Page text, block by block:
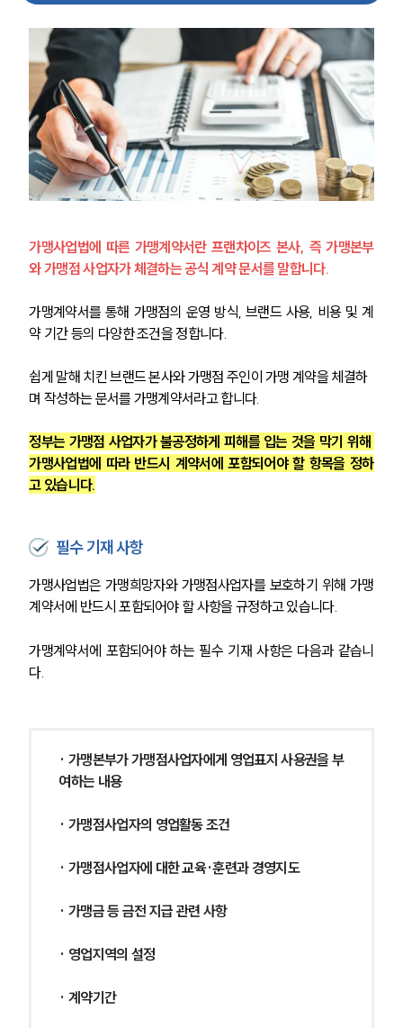
가맹사업법에 따른 가맹계약서란 프랜차이즈 본사, 즉 가맹본부
와 가맹점 사업자가 체결하는 공식 계약 문서를 말합니다.
가맹계약서를 통해 가맹점의 운영 방식, 브랜드 사용, 비용 및 계
약 기간 등의 다양한 조건을 정합니다.
쉽게 말해 치킨 브랜드 본사와 가맹점 주인이 가맹 계약을 체결하
며 작성하는 문서를 가맹계약서라고 합니다.
정부는 가맹점 사업자가 불공정하게 피해를 입는 것을 막기 위해
가맹사업법에 따라 반드시 계약서에 포함되어야 할 항목을 정하
고 있습니다.
필수 기재 사항
가맹사업법은 가맹희망자와 가맹점사업자를 보호하기 위해 가맹
계약서에 반드시 포함되어야 할 사항을 규정하고 있습니다.
가맹계약서에 포함되어야 하는 필수 기재 사항은 다음과 같습니
다.
· 가맹본부가 가맹점사업자에게 영업표지 사용권을 부
여하는 내용
· 가맹점사업자의 영업활동 조건
· 가맹점사업자에 대한 교육·훈련과 경영지도
· 가맹금 등 금전 지급 관련 사항
· 영업지역의 설정
· 계약기간